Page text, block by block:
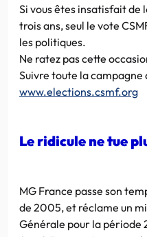
Si vous êtes insatisfait de
trois ans, seul le vote
les politiques.
Ne ratez pas cette
Suivre toute la campagne
www.elections.csmf.org
Le ridicule ne tue
MG France passe son
de 2005, et réclame un
Générale pour la période